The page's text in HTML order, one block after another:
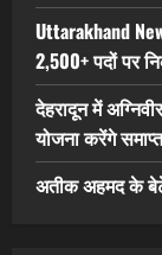
Uttarakhand
2,500+ पदों पर
देहरादून में
योजना करेंगे समाप्त
अतीक अहमद के